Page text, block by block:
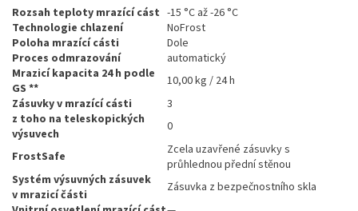
Rozsah teploty mrazící cást -15 °C až -26 °C
Technologie chlazení
NoFrost
Poloha mrazící cásti
Dole
Proces odmrazování
automatický
Mrazicí kapacita 24 h podle
GS **
10,00 kg / 24 h
Zásuvky v mrazící cásti
3
z toho na teleskopických
výsuvech
0
FrostSafe
Zcela uzavřené zásuvky s
průhlednou přední stěnou
Systém výsuvných zásuvek
v mrazicí části
Zásuvka z bezpečnostního skla